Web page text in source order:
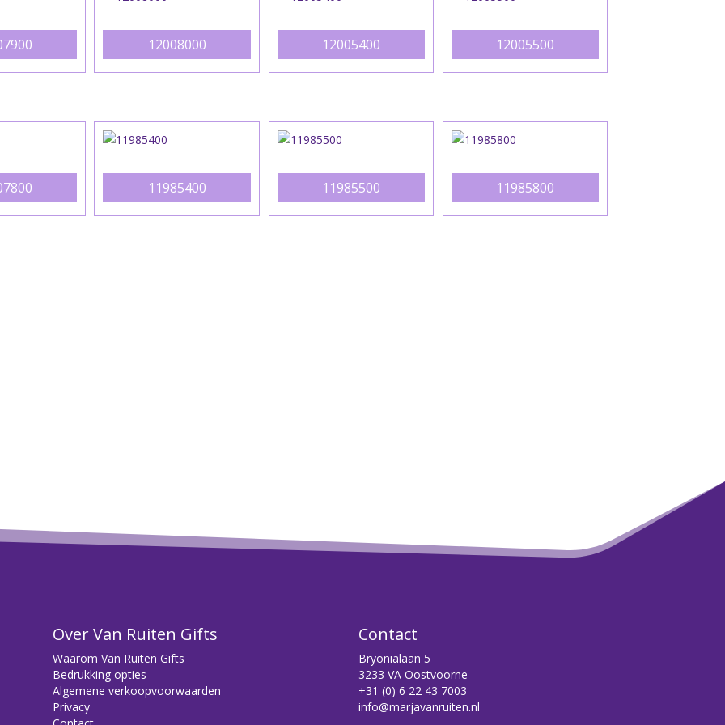
12008000 12005400 12005500
11985400 11985500 11985800
Over Van Ruiten Gifts
Waarom Van Ruiten Gifts
Bedrukking opties
Algemene verkoopvoorwaarden
Privacy
Contact
Bryonialaan 5
3233 VA Oostvoorne
+31 (0) 6 22 43 7003
info@marjavanruiten.nl